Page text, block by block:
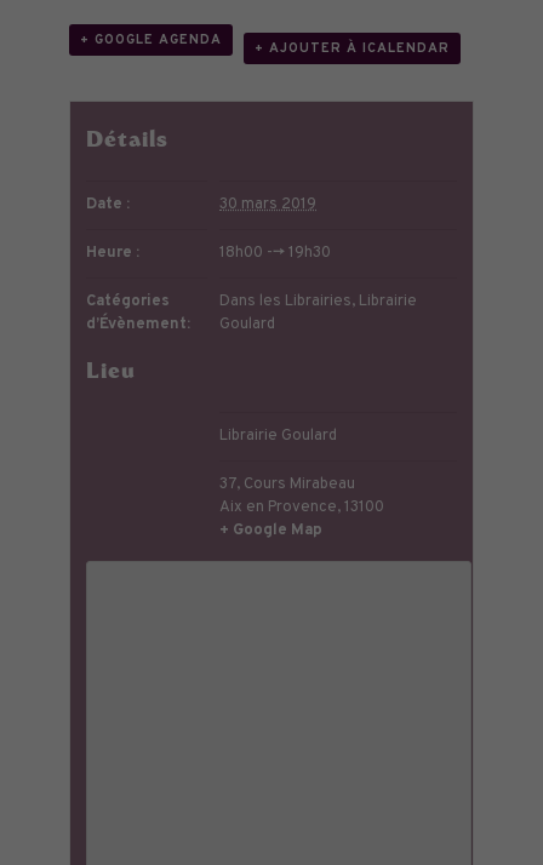
+ GOOGLE AGENDA
+ AJOUTER À ICALENDAR
Détails
Date : 30 mars 2019
Heure : 18h00 --> 19h30
Catégories
d’Évènement:
Dans les Librairies, Librairie
Goulard
Lieu
Librairie Goulard
37, Cours Mirabeau
Aix en Provence,13100
+ Google Map